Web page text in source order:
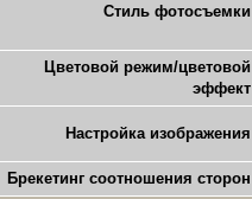
Стиль фотосъемки
Цветовой режим/цветовой
эффект
Настройка изображения
Брекетинг соотношения сторон